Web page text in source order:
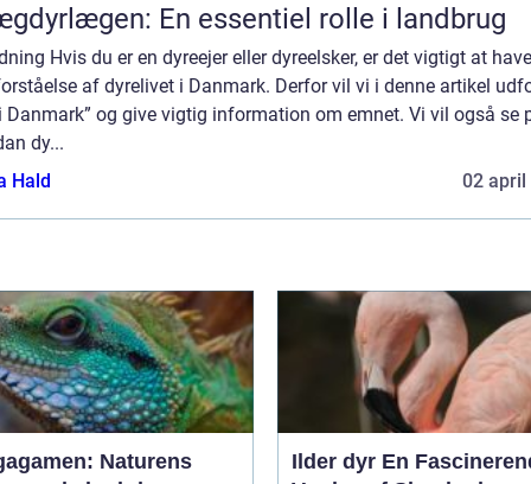
En essentiel rolle i landbrug
Hvis du er en dyreejer eller dyreelsker, er det vigtigt at
af dyrelivet i Danmark. Derfor vil vi i denne artikel
Danmark” og give vigtig information om emnet. Vi vil også se
dy...
Hald
02 april
Naturens
Ilder dyr En Fascinerende